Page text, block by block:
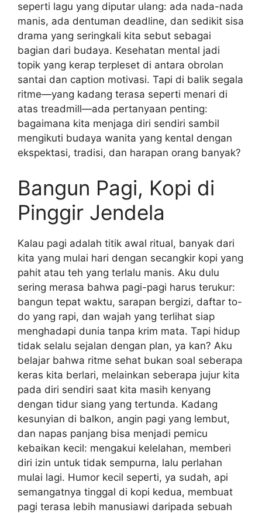
seperti lagu yang diputar ulang: ada nada-nada
manis, ada dentuman deadline, dan sedikit sisa
drama yang seringkali kita sebut sebagai
bagian dari budaya. Kesehatan mental jadi
topik yang kerap terpleset di antara obrolan
santai dan caption motivasi. Tapi di balik segala
ritme—yang kadang terasa seperti menari di
atas treadmill—ada pertanyaan penting:
bagaimana kita menjaga diri sendiri sambil
mengikuti budaya wanita yang kental dengan
ekspektasi, tradisi, dan harapan orang banyak?
Bangun Pagi, Kopi di
Pinggir Jendela
Kalau pagi adalah titik awal ritual, banyak dari
kita yang mulai hari dengan secangkir kopi yang
pahit atau teh yang terlalu manis. Aku dulu
sering merasa bahwa pagi-pagi harus terukur:
bangun tepat waktu, sarapan bergizi, daftar to-
do yang rapi, dan wajah yang terlihat siap
menghadapi dunia tanpa krim mata. Tapi hidup
tidak selalu sejalan dengan plan, ya kan? Aku
belajar bahwa ritme sehat bukan soal seberapa
keras kita berlari, melainkan seberapa jujur kita
pada diri sendiri saat kita masih kenyang
dengan tidur siang yang tertunda. Kadang
kesunyian di balkon, angin pagi yang lembut,
dan napas panjang bisa menjadi pemicu
kebaikan kecil: mengakui kelelahan, memberi
diri izin untuk tidak sempurna, lalu perlahan
mulai lagi. Humor kecil seperti, ya sudah, api
semangatnya tinggal di kopi kedua, membuat
pagi terasa lebih manusiawi daripada sebuah